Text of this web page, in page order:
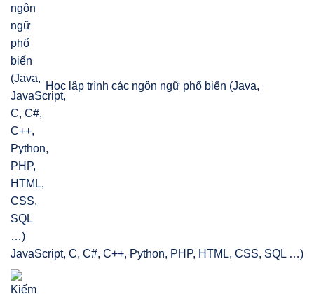
Học lập trình các ngôn ngữ phổ biến (Java,
JavaScript, C, C#, C++, Python, PHP, HTML, CSS, SQL …)